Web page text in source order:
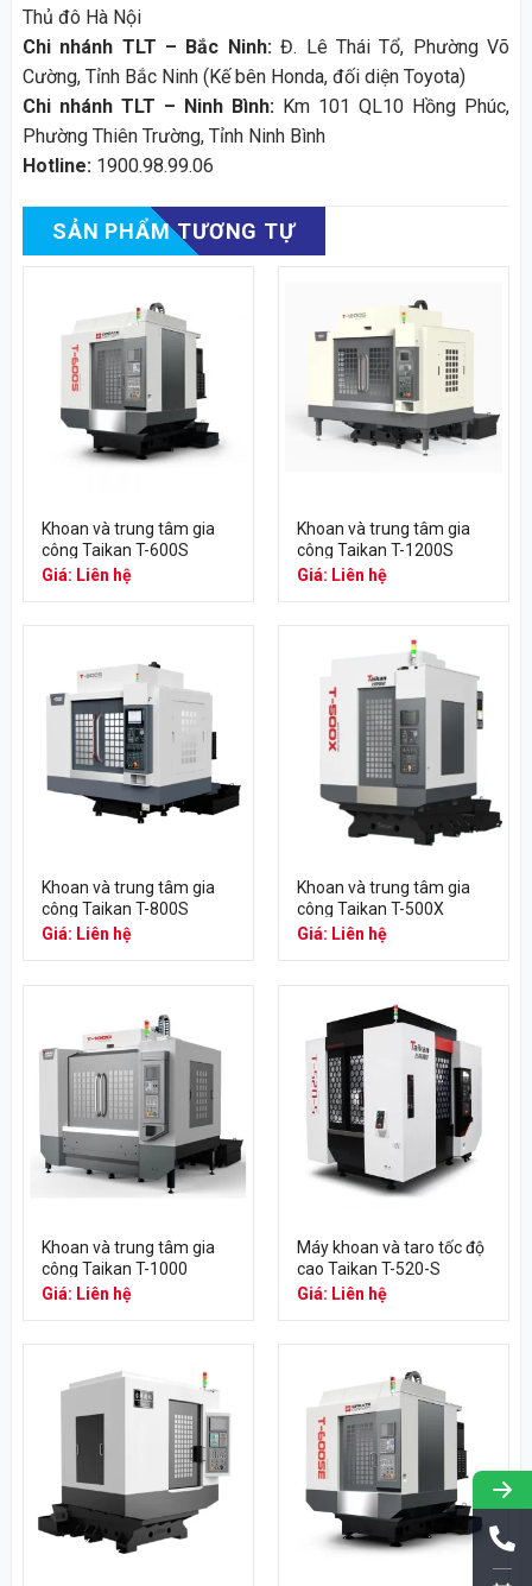
Thủ đô Hà Nội
Chi nhánh TLT – Bắc Ninh:Đ. Lê Thái Tổ, Phường Võ
Cường, Tỉnh Bắc Ninh (Kế bên Honda, đối diện Toyota)
Chi nhánh TLT – Ninh Bình: Km 101 QL10 Hồng Phúc,
Phường Thiên Trường, Tỉnh Ninh Bình
Hotline: 1900.98.99.06
SẢN PHẨM TƯƠNG TỰ
Khoan và trung tâm gia
công Taikan T-600S
Giá: Liên hệ
Khoan và trung tâm gia
công Taikan T-1200S
Giá: Liên hệ
Khoan và trung tâm gia
công Taikan T-800S
Giá: Liên hệ
Khoan và trung tâm gia
công Taikan T-500X
Giá: Liên hệ
Khoan và trung tâm gia
công Taikan T-1000
Giá: Liên hệ
Máy khoan và taro tốc độ
cao Taikan T-520-S
Giá: Liên hệ